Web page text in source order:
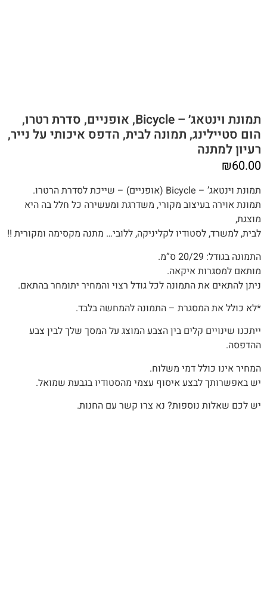
תמונת וינטאג׳ – Bicycle, אופניים, סדרת רטרו,
הום סטיילינג, תמונה לבית, הדפס איכותי על נייר,
רעיון למתנה
₪60.00
תמונת וינטאג’ – Bicycle(אופניים) – שייכת לסדרת הרטרו.
תמונת אוירה בעיצוב מקורי, משדרגת ומעשירה כל חלל בה היא
מוצגת,
לבית, למשרד, לסטודיו לקליניקה, ללובי… מתנה מקסימה ומקורית !!
התמונה בגודל: 20/29 ס”מ.
מותאם למסגרות איקאה.
ניתן להתאים את התמונה לכל גודל רצוי והמחיר יתומחר בהתאם.
*לא כולל את המסגרת – התמונה להמחשה בלבד.
‬ההדפסה‭.
המחיר‭ ‬אינו‭ ‬כולל‭ ‬דמי‭ ‬משלוח‭.‬
יש‭ ‬באפשרותך‭ ‬לבצע‭ ‬איסוף‭ ‬עצמי‭ ‬מהסטודיו‭ ‬בגבעת‭ ‬שמואל‭.‬
יש לכם שאלות נוספות? נא צרו קשר עם החנות.